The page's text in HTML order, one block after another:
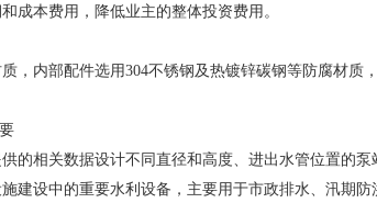
成本费用，降低业主的整体投资费用。
，内部配件选用304不锈钢及热镀锌碳钢等防腐材质
的相关数据设计不同直径和高度、进出水管位置的泵
建设中的重要水利设备，主要用于市政排水、汛期